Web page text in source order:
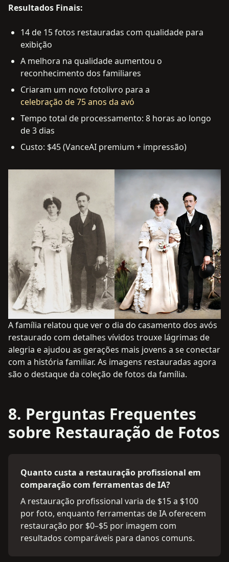
Resultados Finais:
14 de 15 fotos restauradas com qualidade para
exibição
A melhora na qualidade aumentou o
reconhecimento dos familiares
Criaram um novo fotolivro para a
celebração de 75 anos da avó
Tempo total de processamento: 8 horas ao longo
de 3 dias
Custo: $45 (VanceAI premium + impressão)
A família relatou que ver o dia do casamento dos avós
restaurado com detalhes vívidos trouxe lágrimas de
alegria e ajudou as gerações mais jovens a se conectar
com a história familiar. As imagens restauradas agora
são o destaque da coleção de fotos da família.
8. Perguntas Frequentes
sobre Restauração de Fotos
Quanto custa a restauração profissional em
comparação com ferramentas de IA?
A restauração profissional varia de $15 a $100
por foto, enquanto ferramentas de IA oferecem
restauração por $0–$5 por imagem com
resultados comparáveis para danos comuns.